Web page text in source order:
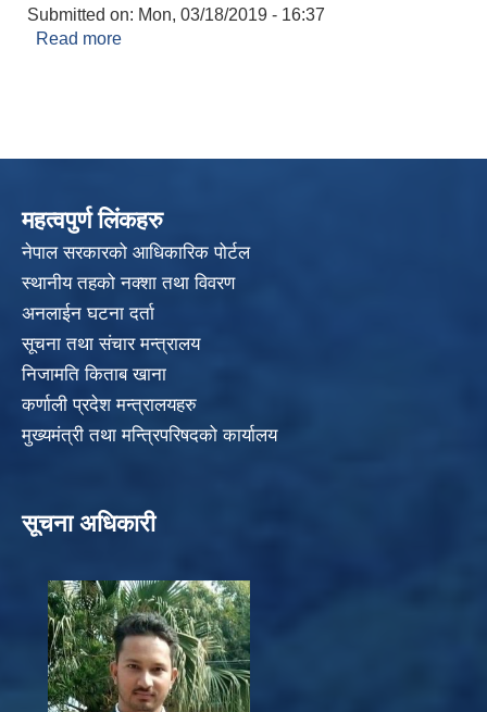
Submitted on: Mon, 03/18/2019 - 16:37
Read more
महत्वपुर्ण लिंकहरु
नेपाल सरकारको आधिकारिक पोर्टल
स्थानीय तहको नक्शा तथा विवरण
अनलाईन घटना दर्ता
सूचना तथा संचार मन्त्रालय
निजामति किताब खाना
कर्णाली प्रदेश मन्त्रालयहरु
मुख्यमंत्री तथा मन्त्रिपरिषदको कार्यालय
सूचना अधिकारी